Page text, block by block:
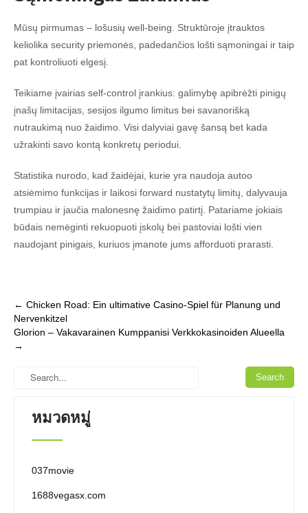
Mūsų pirmumas – lošusių well-being. Struktūroje įtrauktos
keliolika security priemonės, padedančios lošti sąmoningai ir taip
pat kontroliuoti elgesį.
Teikiame įvairias self-control įrankius: galimybę apibrėžti pinigų
įnašų limitacijas, sesijos ilgumo limitus bei savanorišką
nutraukimą nuo žaidimo. Visi dalyviai gavę šansą bet kada
užrakinti savo kontą konkretų periodui.
Statistika nurodo, kad žaidėjai, kurie yra naudoja autoo
atsiėmimo funkcijas ir laikosi forward nustatytų limitų, dalyvauja
trumpiau ir jaučia malonesnę žaidimo patirtį. Patariame jokiais
būdais nemėginti rekuopuoti įskolų bei pastoviai lošti vien
naudojant pinigais, kuriuos įmanote jums afforduoti prarasti.
Post
navigation
← Chicken Road: Ein ultimative Casino-Spiel für Planung und
Nervenkitzel
Glorion – Vakavarainen Kumppanisi Verkkokasinoiden Alueella
→
หมวดหมู่
037movie
1688vegasx.com